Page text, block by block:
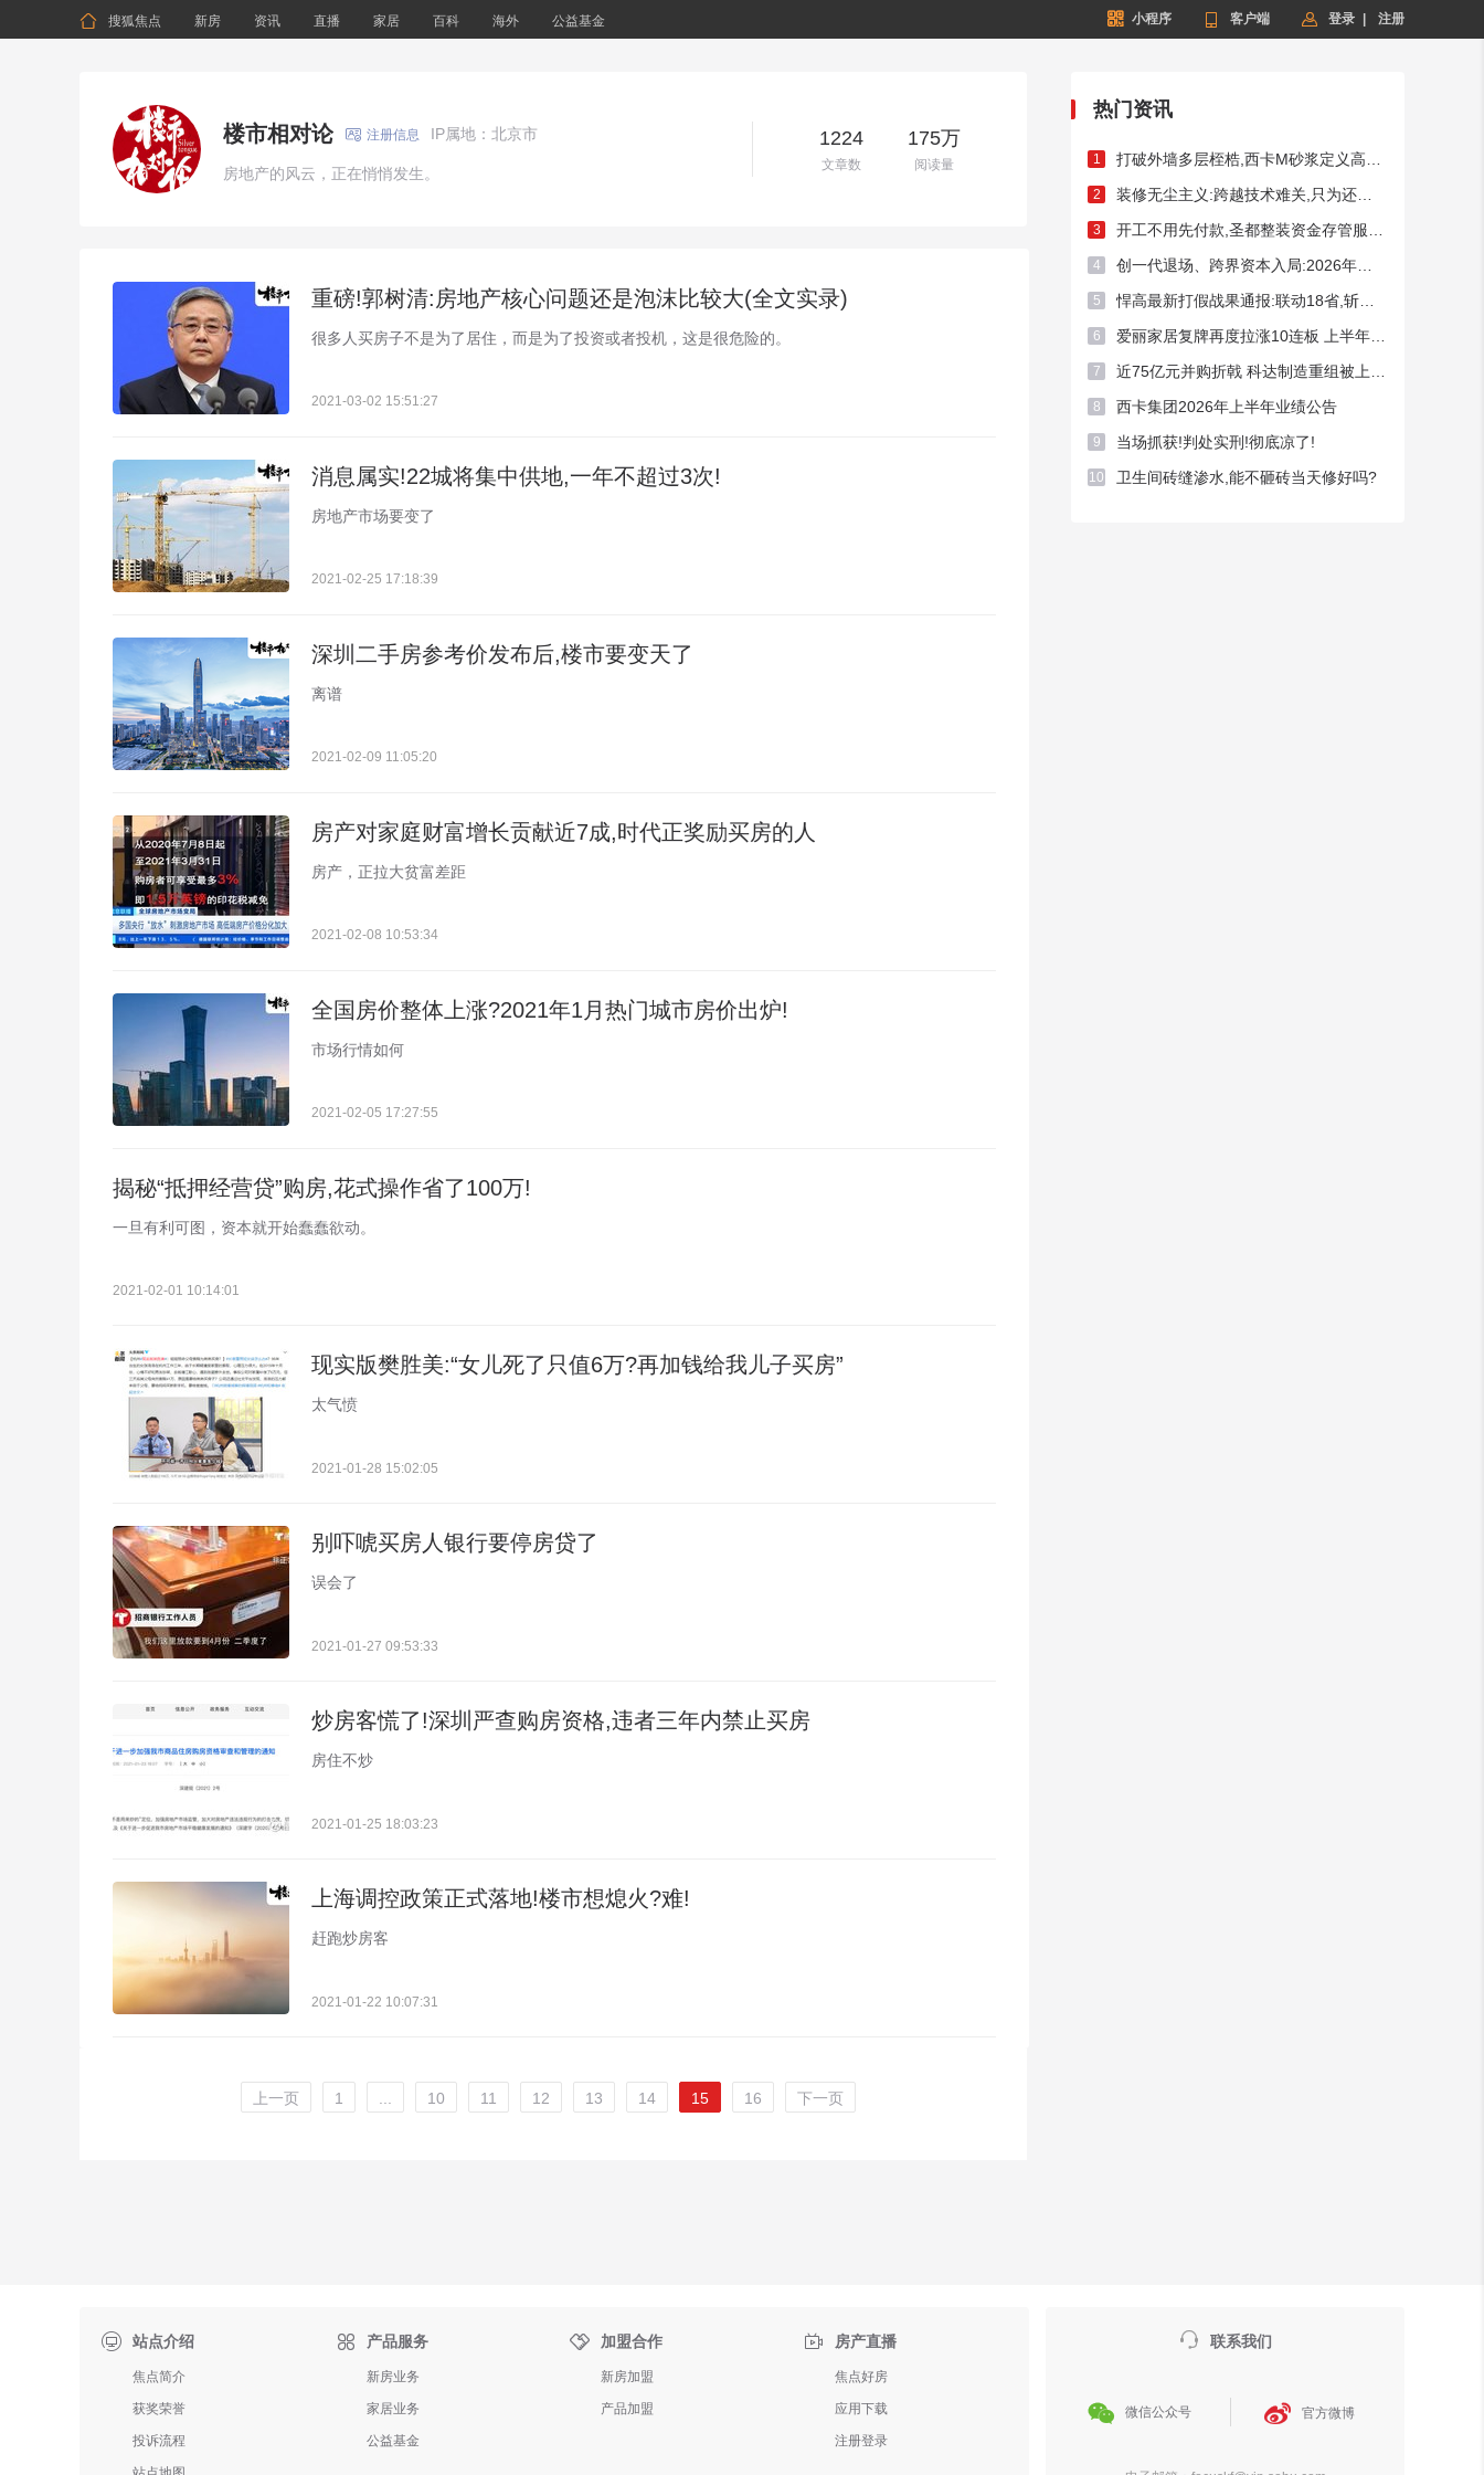
 搜狐焦点 新房 资讯 直播 家居 百科 海外 公益基金  小程序  客户端  登录 注册
楼市相对论 IP属地：北京市
 注册信息
房地产的风云，正在悄悄发生。
1224
文章数
175万
阅读量
重磅!郭树清:房地产核心问题还是泡沫比较大(全文实录)
很多人买房子不是为了居住，而是为了投资或者投机，这是很危险的。
2021-03-02 15:51:27
消息属实!22城将集中供地,一年不超过3次!
房地产市场要变了
2021-02-25 17:18:39
深圳二手房参考价发布后,楼市要变天了
离谱
2021-02-09 11:05:20
房产对家庭财富增长贡献近7成,时代正奖励买房的人
房产，正拉大贫富差距
2021-02-08 10:53:34
全国房价整体上涨?2021年1月热门城市房价出炉!
市场行情如何
2021-02-05 17:27:55
揭秘“抵押经营贷”购房,花式操作省了100万!
一旦有利可图，资本就开始蠢蠢欲动。
2021-02-01 10:14:01
现实版樊胜美:“女儿死了只值6万?再加钱给我儿子买房”
太气愤
2021-01-28 15:02:05
别吓唬买房人银行要停房贷了
误会了
2021-01-27 09:53:33
炒房客慌了!深圳严查购房资格,违者三年内禁止买房
房住不炒
2021-01-25 18:03:23
上海调控政策正式落地!楼市想熄火?难!
赶跑炒房客
2021-01-22 10:07:31
上一页 1 ... 10 11 12 13 14 15 16 下一页
热门资讯
1
2
3
4
5
6
7
8 西卡集团2026年上半年业绩公告
9 当场抓获!判处实刑!彻底凉了!
10 卫生间砖缝渗水,能不砸砖当天修好吗?
站点介绍
焦点简介
获奖荣誉
投诉流程
 产品服务
新房业务
家居业务
公益基金
 加盟合作
新房加盟
产品加盟
 房产直播
焦点好房
应用下载
注册登录
 联系我们
 微信公众号  官方微博